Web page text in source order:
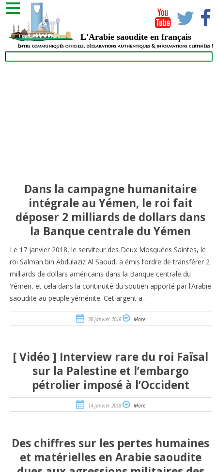
L'Arabie saoudite en français
Entre communiqués officiels, déclarations authentiques & informations certifiées !
Dans la campagne humanitaire
intégrale au Yémen, le roi fait
déposer 2 milliards de dollars dans
la Banque centrale du Yémen
Le 17 janvier 2018, le serviteur des Deux Mosquées Saintes, le
roi Salman bin Abdulaziz Al Saoud, a émis l’ordre de transférer 2
milliards de dollars américains dans la Banque centrale du
Yémen, et cela dans la continuité du soutien apporté par l’Arabie
saoudite au peuple yéménite. Cet argent a…
30 janvier 2018 More
[ Vidéo ] Interview rare du roi Faïsal
sur la Palestine et l’embargo
pétrolier imposé à l’Occident
14 janvier 2018 More
Des chiffres sur les pertes humaines
et matérielles en Arabie saoudite